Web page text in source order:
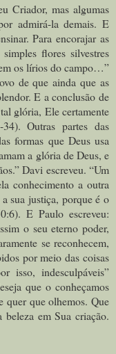
Criador, mas algumas
admirá-la demais. E
Para encorajar as
flores silvestres
os lírios do campo…”
de que ainda que as
E a conclusão de
glória, Ele certamente
Outras partes das
formas que Deus usa
a glória de Deus, e
Davi escreveu. “Um
conhecimento a outra
sua justiça, porque é o
E Paulo escreveu:
o seu eterno poder,
se reconhecem,
por meio das coisas
isso, indesculpáveis”
que o conheçamos
quer que olhemos. Que
em Sua criação.